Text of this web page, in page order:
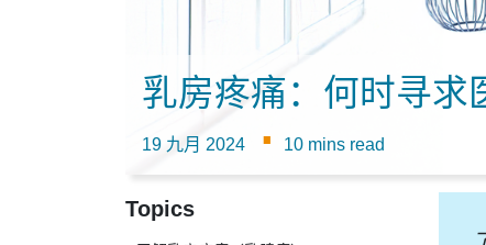
乳房疼痛：何时寻求
19 九月 2024 · 10 mins read
Topics